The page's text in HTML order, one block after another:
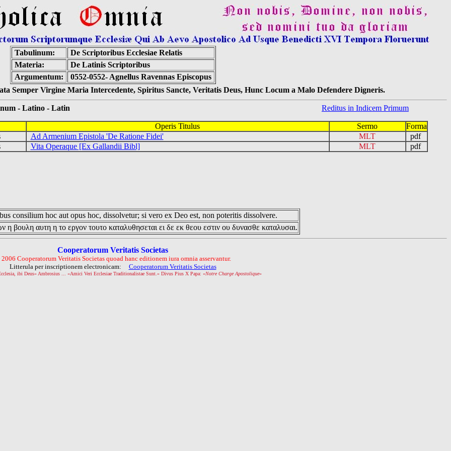
Tabulinum:
De Scriptoribus Ecclesiae Relatis
Materia:
De Latinis Scriptoribus
Argumentum:
0552-0552- Agnellus Ravennas Episcopus
Semper Virgine Maria Intercedente, Spiritus Sancte, Veritatis Deus, Hunc Locum a Malo Defendere Digneris.
- Latino - Latin Reditus in Indicem Primum
Operis Titulus Sermo
Forma
Ad Armenium Epistola 'De Ratione Fidei' MLT
pdf
Vita Operaque [Ex Gallandii Bibl] MLT pdf
consilium hoc aut opus hoc, dissolvetur; si vero ex Deo est, non poteritis dissolvere.
η βουλη αυτη η το εργον τουτο καταλυθησεται ει δε εκ θεου εστιν ου δυνασθε καταλυσαι.
Cooperatorum Veritatis Societas
Cooperatorum Veritatis Societas quoad hanc editionem iura omnia asservantur.
Litterula per inscriptionem electronicam: Cooperatorum Veritatis Societas
ibi Deus» Ambrosius ... «Amici Veri Ecclesiae Traditionalistae Sunt.» Divus Pius X Papa: «Notre Charge Apostolique»